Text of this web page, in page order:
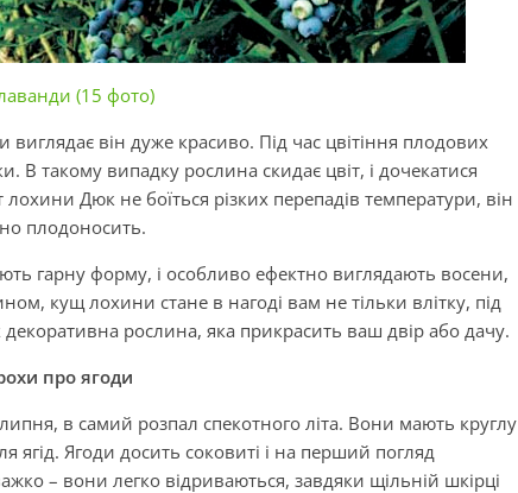
(15 фото)
він дуже красиво. Під час цвітіння плодових
В такому випадку рослина скидає цвіт, і дочекатися
Дюк не боїться різких перепадів температури, він
плодоносить.
гарну форму, і особливо ефектно виглядають восени,
кущ лохини стане в нагоді вам не тільки влітку, під
рослина, яка прикрасить ваш двір або дачу.
про ягоди
в самий розпал спекотного літа. Вони мають круглу
ягід. Ягоди досить соковиті і на перший погляд
– вони легко відриваються, завдяки щільній шкірці